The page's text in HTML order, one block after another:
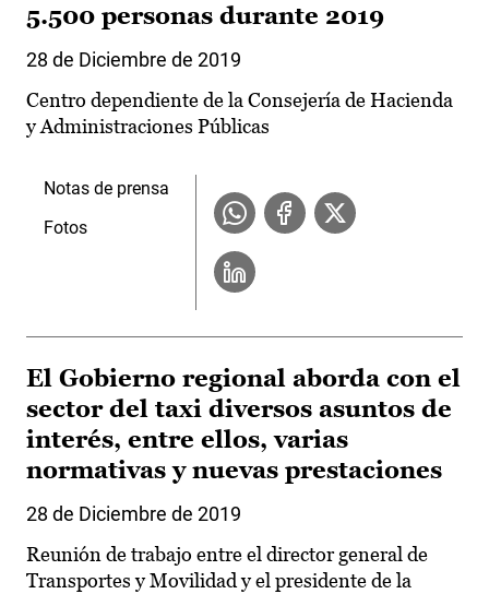
5.500 personas durante 2019
28 de Diciembre de 2019
Centro dependiente de la Consejería de Hacienda
y Administraciones Públicas
Notas de prensa
Fotos
El Gobierno regional aborda con el
sector del taxi diversos asuntos de
interés, entre ellos, varias
normativas y nuevas prestaciones
28 de Diciembre de 2019
Reunión de trabajo entre el director general de
Transportes y Movilidad y el presidente de la